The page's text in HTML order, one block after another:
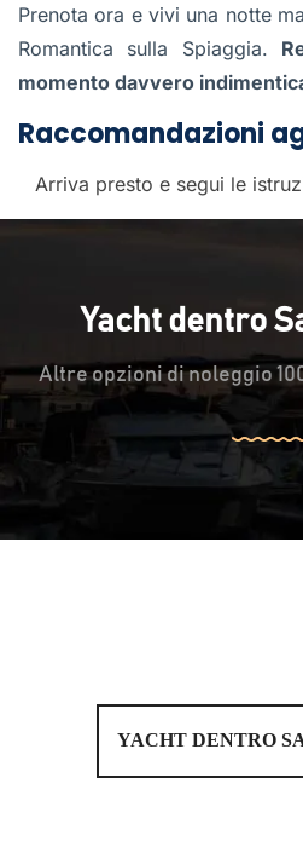
Prenota ora e vivi una notte
Romantica sulla Spiaggia.
momento davvero
Raccomandazioni
Arriva presto e segui le
Yacht dentro
Altre opzioni di noleggio
YACHT DENTRO